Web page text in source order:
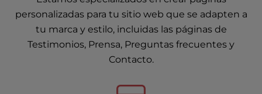
personalizadas para tu sitio web que se adapten a
tu marca y estilo, incluidas las páginas de
Testimonios, Prensa, Preguntas frecuentes y
Contacto.